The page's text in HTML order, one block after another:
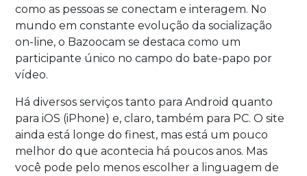
como as pessoas se conectam e interagem. No
mundo em constante evolução da socialização
on-line, o Bazoocam se destaca como um
participante único no campo do bate-papo por
vídeo.
Há diversos serviços tanto para Android quanto
para iOS (iPhone) e, claro, também para PC. O site
ainda está longe do finest, mas está um pouco
melhor do que acontecia há poucos anos. Mas
você pode pelo menos escolher a linguagem de